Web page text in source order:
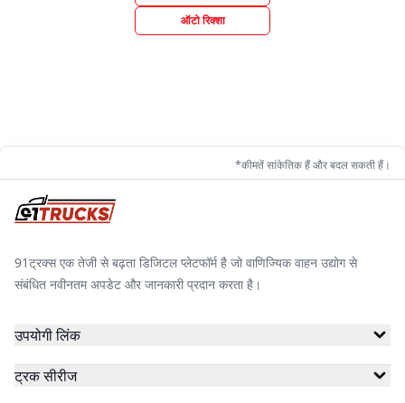
ऑटो रिक्शा
*कीमतें सांकेतिक हैं और बदल सकती हैं।
91ट्रक्स एक तेजी से बढ़ता डिजिटल प्लेटफॉर्म है जो वाणिज्यिक वाहन उद्योग से
संबंधित नवीनतम अपडेट और जानकारी प्रदान करता है।
उपयोगी लिंक
ट्रक सीरीज